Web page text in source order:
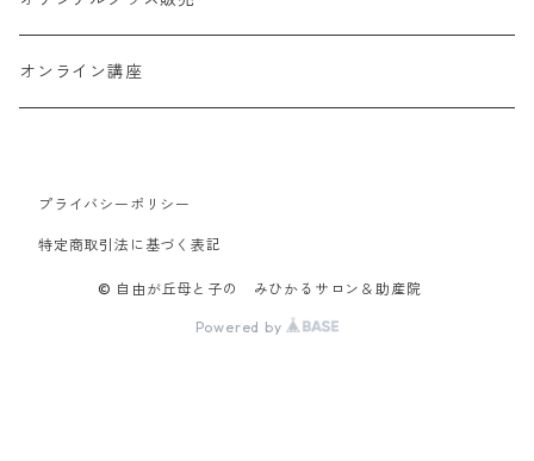
スリング
親子マスク
おむつポーチ
オンライン講座
プライバシーポリシー
特定商取引法に基づく表記
© 自由が丘母と子の みひかるサロン＆助産院
Powered by